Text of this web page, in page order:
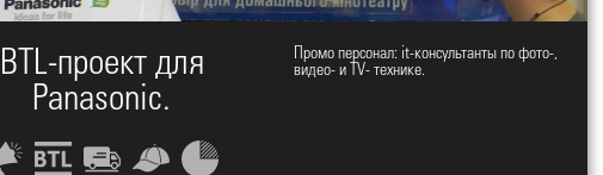
BTL-проект для
Panasonic.
Промо персонал: it-консультанты по фото-,
видео- и TV- технике.